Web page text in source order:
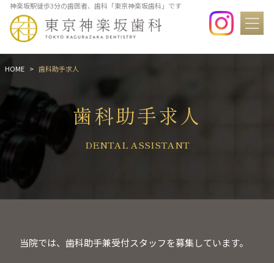
神楽坂駅徒歩3分の歯医者、歯科「東京神楽坂歯科」です
HOME 歯科助手求人
歯科助手求人
DENTAL ASSISTANT
当院では、歯科助手兼受付スタッフを募集しています。